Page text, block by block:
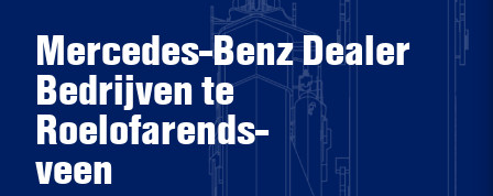
Mercedes-Benz Dealer
Bedrijven te
Roelofarends-
veen